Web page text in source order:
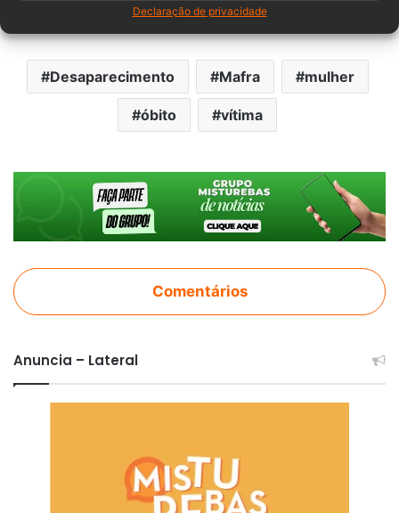
Declaração de privacidade
Desaparecimento Mafra mulher
óbito vítima
Comentários
Anuncia – Lateral